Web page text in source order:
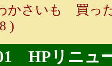
かさいも 買っ
)
HPリニュ